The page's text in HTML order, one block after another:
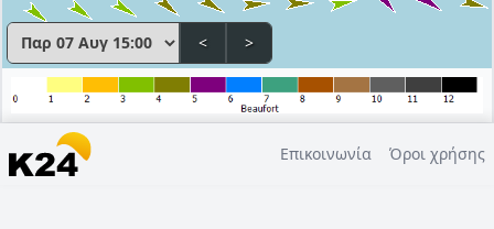
< >
Επικοινωνία Όροι χρήσης